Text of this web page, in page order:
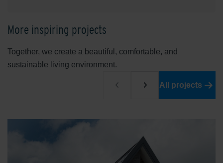
More inspiring projects
Together, we create a beautiful, comfortable, and
sustainable living environment.
All projects